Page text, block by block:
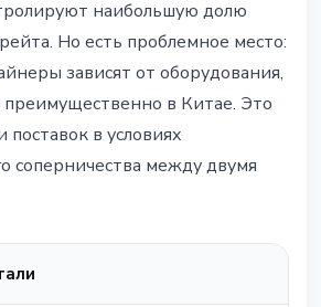
наибольшую долю
Но есть проблемное место:
зависят от оборудования,
в Китае. Это
поставок в условиях
соперничества между двумя